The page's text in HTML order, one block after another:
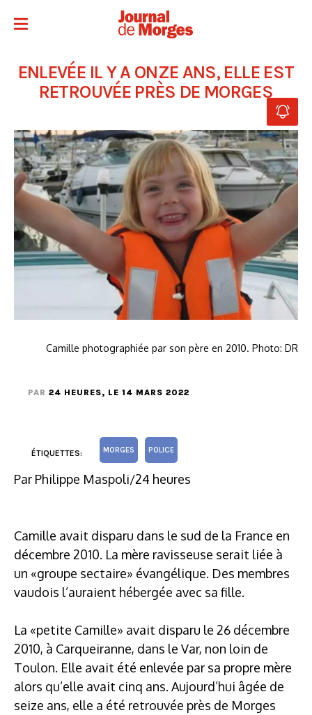
ENLEVÉE IL Y A ONZE ANS, ELLE EST
RETROUVÉE PRÈS DE MORGES
Camille photographiée par son père en 2010. Photo: DR
PAR 24 HEURES, LE 14 MARS 2022
ÉTIQUETTES: MORGES POLICE
Par Philippe Maspoli/24 heures
Camille avait disparu dans le sud de la France en
décembre 2010. La mère ravisseuse serait liée à
un «groupe sectaire» évangélique. Des membres
vaudois l’auraient hébergée avec sa fille.
La «petite Camille» avait disparu le 26 décembre
2010, à Carqueiranne, dans le Var, non loin de
Toulon. Elle avait été enlevée par sa propre mère
alors qu’elle avait cinq ans. Aujourd’hui âgée de
seize ans, elle a été retrouvée près de Morges